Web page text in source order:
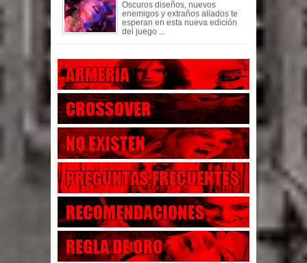
Oscuros diseños, nuevos
enemigos y extraños aliados te
esperan en esta nueva edición
del juego ...